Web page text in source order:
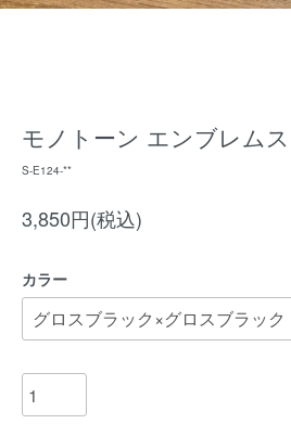
モノトーン エンブレム
S-E124-**
3,850円(税込)
カラー